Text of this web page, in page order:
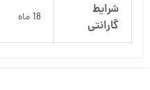
شرایط
گارانتی
18 ماه